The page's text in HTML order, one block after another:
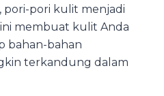
pori-pori kulit menjadi
membuat kulit Anda
bahan-bahan
terkandung dalam